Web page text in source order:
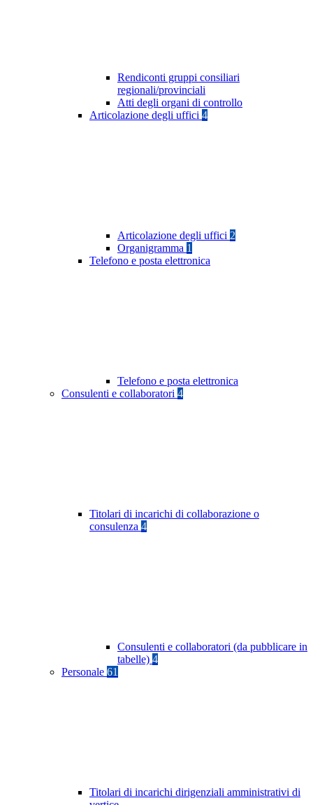
Rendiconti gruppi consiliari
regionali/provinciali
Atti degli organi di controllo
Articolazione degli uffici 4
Articolazione degli uffici 2
Organigramma 1
Telefono e posta elettronica
Telefono e posta elettronica
Consulenti e collaboratori 4
Titolari di incarichi di collaborazione o
consulenza 4
Consulenti e collaboratori (da pubblicare in
tabelle) 4
Personale 61
Titolari di incarichi dirigenziali amministrativi di